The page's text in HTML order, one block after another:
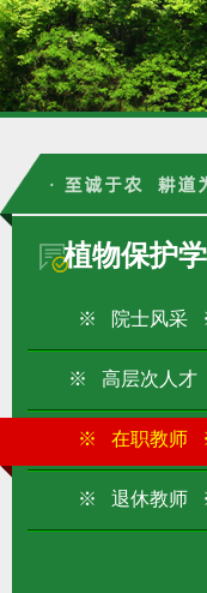
植物保护
※ 院士风采
※ 高层次人
※ 在职教师
※ 退休教师